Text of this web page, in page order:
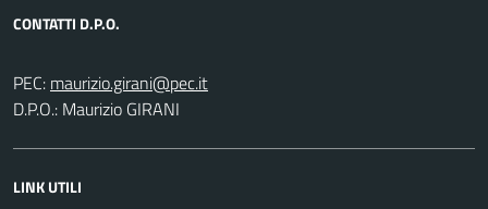
CONTATTI D.P.O.
PEC:
D.P.O.: Maurizio GIRANI
LINK UTILI